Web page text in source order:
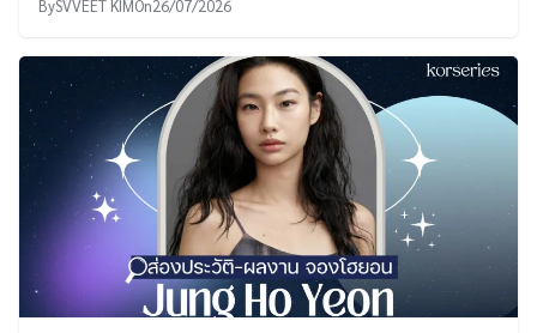
BySVVEET KIMOn26/07/2026